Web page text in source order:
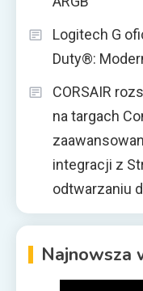
Logitech G
Duty®:
CORSAIR
na targach
integracji z
odtwarzaniu
Najnowsza